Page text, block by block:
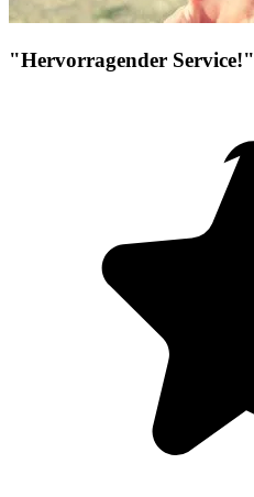
"Hervorragender Service!"